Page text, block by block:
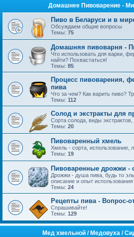
Домашнее Пивоварение -
Пиво в Беларуси и в
Обсуждаем общие вопросы
Темы: 75
Домашняя пивоварня -
Что использовать для варки,
найти? Похвастаться!
Темы: 85
Процесс пивоварения,
пива
Что за чем? Как варить пиво?
Темы: 112
Солод и экстракты для
Сорта солода, виды
Темы: 20
Пивоваренный хмель
Хмель - сорта, использование,
Темы: 19
Пивоваренные дрожжи -
Дрожжи - душа пива, будь то
описание и опыт использования
Темы: 24
Рецепты пива - Вопрос-
Спрашивайте!
Темы: 129
Mед хмельной / Медовуха /